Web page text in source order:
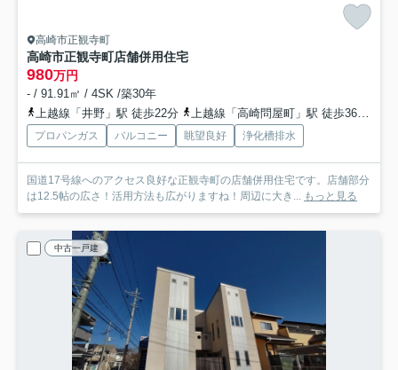
高崎市正観寺町
高崎市正観寺町店舗併用住宅
980万円
- / 91.91㎡ / 4SK /築30年
上越線「井野」駅 徒歩22分
上越線「高崎問屋町」駅 徒歩36分
プロパンガス バルコニー 眺望良好 浄化槽排水
国道17号線へのアクセス良好な正観寺町の店舗併用住宅です。店舗部分
は12.5帖の広さ！活用方法も広がりますね！周辺に大き... もっと見る
中古一戸建